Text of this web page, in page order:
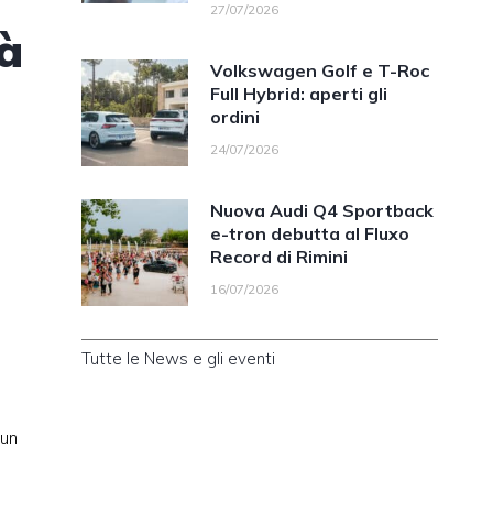
27/07/2026
Volkswagen Golf e T-Roc
Full Hybrid: aperti gli
ordini
24/07/2026
Nuova Audi Q4 Sportback
e-tron debutta al Fluxo
Record di Rimini
16/07/2026
Tutte le News e gli eventi